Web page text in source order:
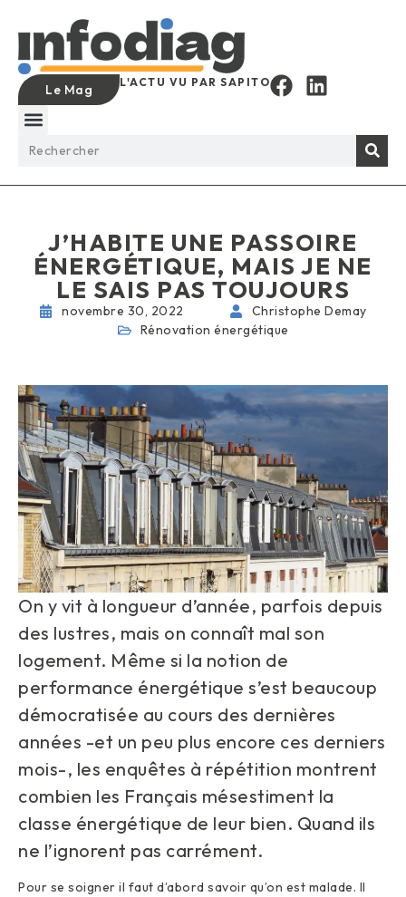
Le Mag L'ACTU VU PAR SAPITO
J’HABITE UNE PASSOIRE
ÉNERGÉTIQUE, MAIS JE NE
LE SAIS PAS TOUJOURS
novembre 30, 2022
Christophe Demay
Rénovation énergétique
On y vit à longueur d’année, parfois depuis
des lustres, mais on connaît mal son
logement. Même si la notion de
performance énergétique s’est beaucoup
démocratisée au cours des dernières
années -et un peu plus encore ces derniers
mois-, les enquêtes à répétition montrent
combien les Français mésestiment la
classe énergétique de leur bien. Quand ils
ne l’ignorent pas carrément.
Pour se soigner il faut d’abord savoir qu’on est malade. Il